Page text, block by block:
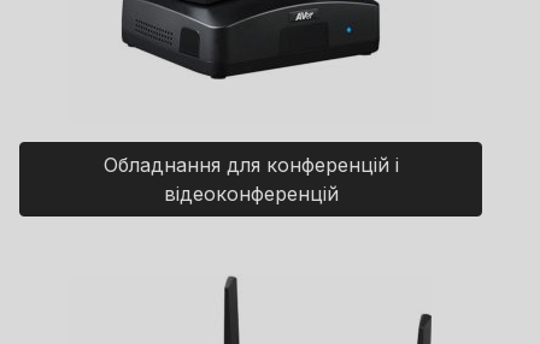
Обладнання для конференцій і
відеоконференцій